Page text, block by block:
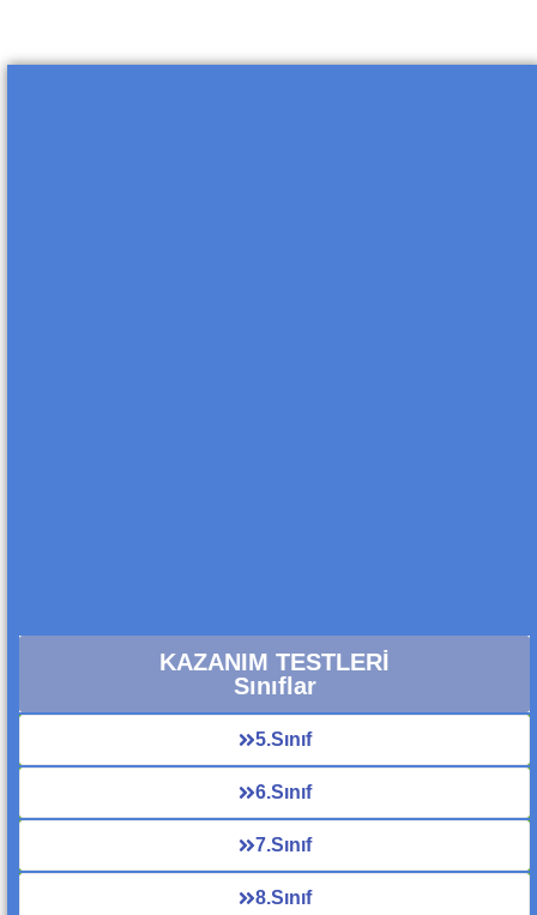
KAZANIM TESTLERİ
Sınıflar
5.Sınıf
6.Sınıf
7.Sınıf
8.Sınıf